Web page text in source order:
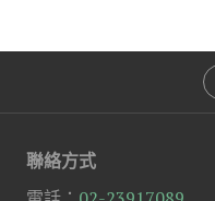
聯絡方式